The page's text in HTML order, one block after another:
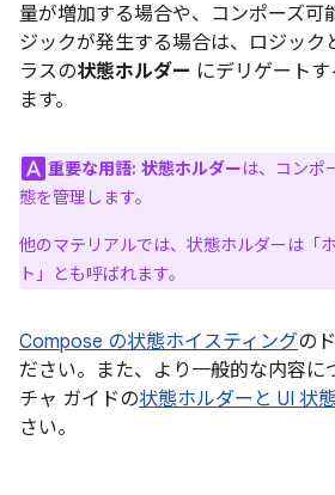
量が増加する場合や、コンポーズ可
ジックが発生する場合は、ロジック
ラスの状態ホルダー にデリゲート
ます。
重要な用語: 状態ホルダーは、コンポ
態を管理します。
他のマテリアルでは、状態ホルダーは「
ト」とも呼ばれます。
Compose の状態ホイスティングの
ださい。また、より一般的な内容に
チャ ガイドの状態ホルダーと UI 状
さい。